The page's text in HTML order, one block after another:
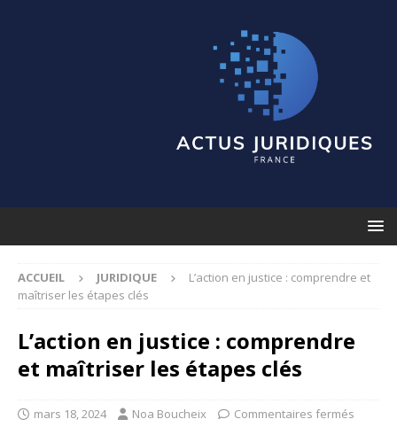
ACCUEIL JURIDIQUE
L’action en justice : comprendre et
maîtriser les étapes clés
L’action en justice : comprendre
et maîtriser les étapes clés
mars 18, 2024 Noa Boucheix Commentaires fermés